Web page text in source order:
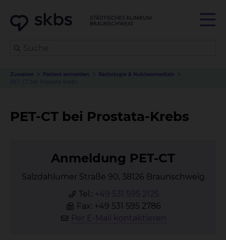
Zuweiser Patient anmelden
Radiologie & Nuklearmedizin
PET-CT bei Prostata-Krebs
PET-CT bei Prostata-Krebs
An­mel­dung PET-CT
Salzdahlumer Straße 90, 38126 Braunschweig
Tel.: +49 531 595 2125
Fax: +49 531 595 2786
Per E-Mail kontaktieren